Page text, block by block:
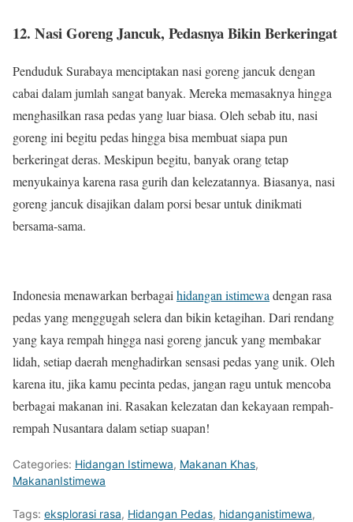
12. Nasi Goreng Jancuk, Pedasnya Bikin Berkeringat
Penduduk Surabaya menciptakan nasi goreng jancuk dengan
cabai dalam jumlah sangat banyak. Mereka memasaknya hingga
menghasilkan rasa pedas yang luar biasa. Oleh sebab itu, nasi
goreng ini begitu pedas hingga bisa membuat siapa pun
berkeringat deras. Meskipun begitu, banyak orang tetap
menyukainya karena rasa gurih dan kelezatannya. Biasanya, nasi
goreng jancuk disajikan dalam porsi besar untuk dinikmati
bersama-sama.
Indonesia menawarkan berbagaihidangan istimewadengan rasa
pedas yang menggugah selera dan bikin ketagihan. Dari rendang
yang kaya rempah hingga nasi goreng jancuk yang membakar
lidah, setiap daerah menghadirkan sensasi pedas yang unik. Oleh
karena itu, jika kamu pecinta pedas, jangan ragu untuk mencoba
berbagai makanan ini. Rasakan kelezatan dan kekayaan rempah-
rempah Nusantara dalam setiap suapan!
Categories: Hidangan Istimewa, Makanan Khas,
MakananIstimewa
Tags: eksplorasi rasa, Hidangan Pedas, hidanganistimewa,